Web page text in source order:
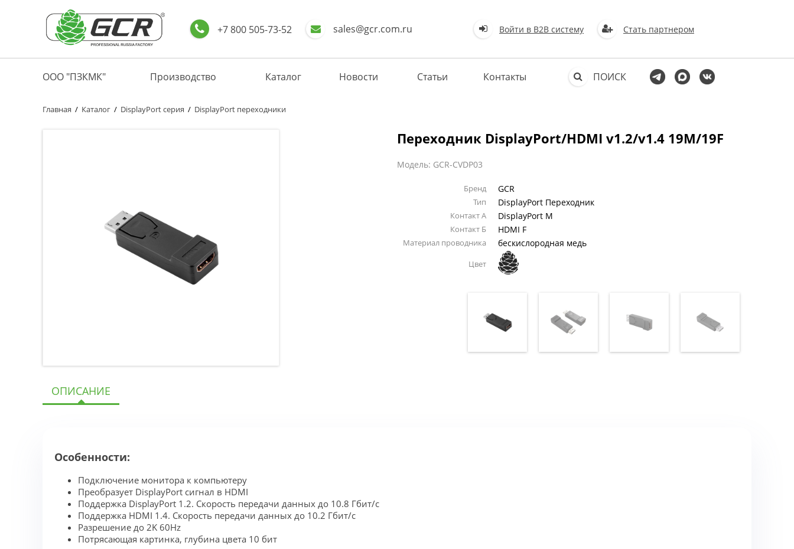
+7 800 505-73-52 sales@gcr.com.ru Войти в В2В систему Стать партнером
ООО "ПЗКМК" Производство Каталог Новости Статьи Контакты ПОИСК
Главная / Каталог / DisplayPort серия / DisplayPort переходники
Переходник DisplayPort/HDMI v1.2/v1.4 19M/19F
Модель: GCR-CVDP03
Бренд GCR
Тип DisplayPort Переходник
Контакт А DisplayPort М
Контакт Б HDMI F
Материал проводника бескислородная медь
Цвет
ОПИСАНИЕ
Особенности:
Подключение монитора к компьютеру
Преобразует DisplayPort сигнал в HDMI
Поддержка DisplayPort 1.2. Скорость передачи данных до 10.8 Гбит/с
Поддержка HDMI 1.4. Скорость передачи данных до 10.2 Гбит/с
Разрешение до 2K 60Hz
Потрясающая картинка, глубина цвета 10 бит